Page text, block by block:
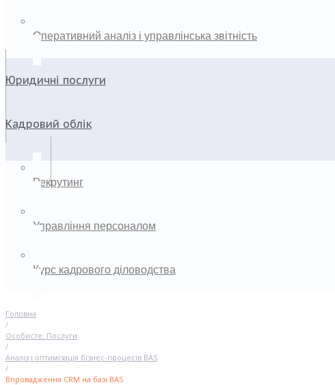
Оперативний аналіз і управлінська звітність
Юридичні послуги
Кадровий облік
Рекрутинг
Управління персоналом
Курс кадрового діловодства
Головна
/
Особисте: Послуги
/
Аналіз і оптимізація бізнес-процесів BAS
/
Впровадження CRM на базі BAS